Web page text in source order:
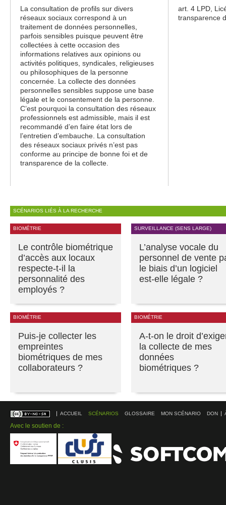
La consultation de profils sur divers
réseaux sociaux correspond à un
traitement de données personnelles,
parfois sensibles puisque peuvent être
collectées à cette occasion des
informations relatives aux opinions ou
activités politiques, syndicales, religieuses
ou philosophiques de la personne
concernée. La collecte des données
personnelles sensibles suppose une base
légale et le consentement de la personne.
C’est pourquoi la consultation des réseaux
professionnels est admissible, mais il est
recommandé d’en faire état lors de
l’entretien d’embauche. La consultation
des réseaux sociaux privés n’est pas
conforme au principe de bonne foi et de
transparence de la collecte.
art. 4 LPD,
transparence
SCÉNARIOS LIÉS À LA RECHERCHE
BIOMÉTRIE
Le contrôle biométrique
d’accès aux locaux
respecte-t-il la
personnalité des
employés ?
SURVEILLANCE (SENS LARGE)
L’analyse vocale du
personnel de vente
le biais d’un logiciel
est-elle légale ?
BIOMÉTRIE
Puis-je collecter les
empreintes
biométriques de mes
collaborateurs ?
BIOMÉTRIE
A-t-on le droit
la collecte de mes
données
biométriques ?
ACCUEIL SCÉNARIOS GLOSSAIRE MON SCÉNARIO DON
Avec le soutien de :